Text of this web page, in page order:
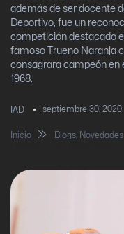
además de ser docente
Deportivo, fue un
competición destacado
famoso Trueno Naranja
consagrara campeón en
1968.
IAD septiembre 30, 2020
Inicio Blogs, Novedades